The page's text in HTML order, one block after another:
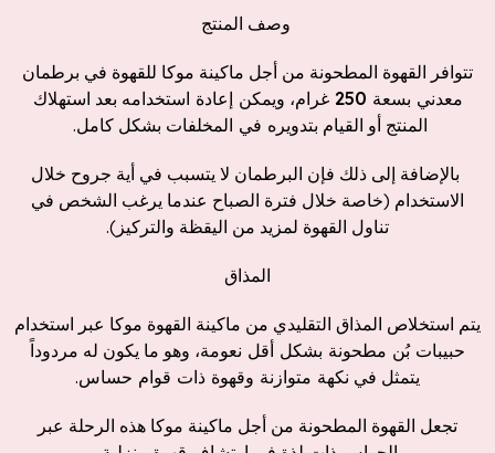
وصف المنتج
تتوافر القهوة المطحونة من أجل ماكينة موكا للقهوة في برطمان
معدني بسعة غرام، ويمكن إعادة استخدامه بعد استهلاك
المنتج أو القيام بتدويره في المخلفات بشكل كامل.
بالإضافة إلى ذلك فإن البرطمان لا يتسبب في أية جروح خلال
الاستخدام (خاصة خلال فترة الصباح عندما يرغب الشخص في
تناول القهوة لمزيد من اليقظة والتركيز).
المذاق
يتم استخلاص المذاق التقليدي من ماكينة القهوة موكا عبر استخدام
حبيبات بُن مطحونة بشكل أقل نعومة، وهو ما يكون له مردوداً
يتمثل في نكهة متوازنة وقهوة ذات قوام حساس.
تجعل القهوة المطحونة من أجل ماكينة موكا هذه الرحلة عبر